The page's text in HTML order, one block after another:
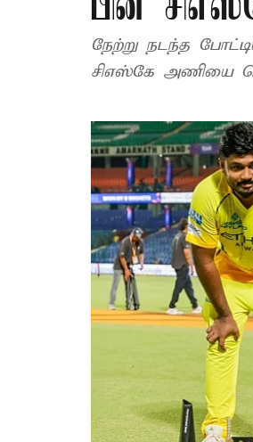
நேற்று நடந்த
சிஎஸ்கே அணியை